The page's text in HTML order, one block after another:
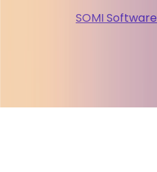
SOMI Software